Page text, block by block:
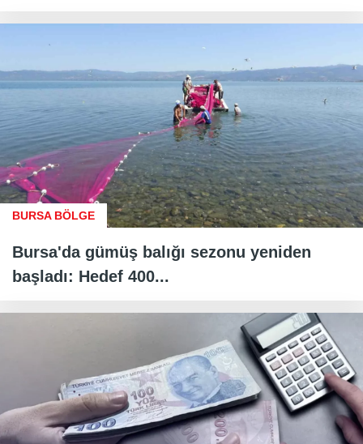
BURSA BÖLGE
Bursa'da gümüş balığı sezonu yeniden
başladı: Hedef 400...